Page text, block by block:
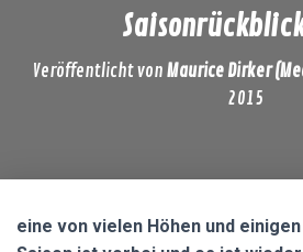
Veröffentlicht von Maurice Dirker
2015
eine von vielen Höhen und